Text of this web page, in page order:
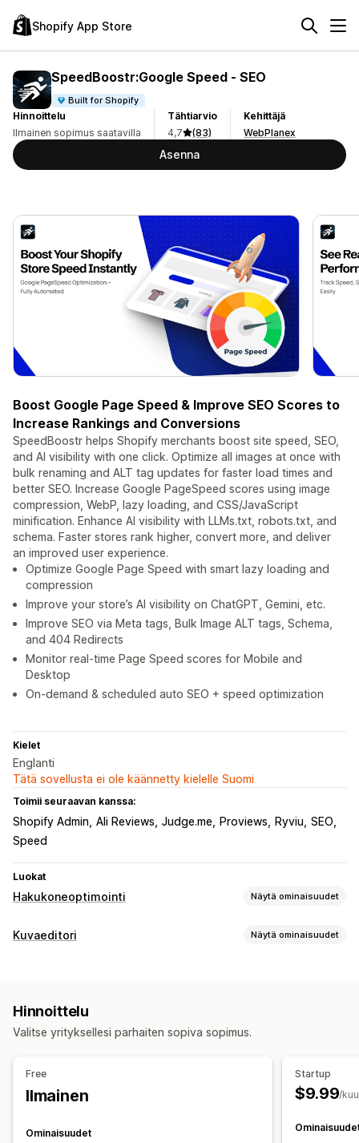
Shopify App Store
SpeedBoostr:Google Speed ‑ SEO
Built for Shopify
Hinnoittelu
Ilmainen sopimus saatavilla
Tähtiarvio
4,7
(83)
Kehittäjä
WebPlanex
Asenna
Boost Google Page Speed & Improve SEO Scores to
Increase Rankings and Conversions
SpeedBoostr helps Shopify merchants boost site speed, SEO,
and AI visibility with one click. Optimize all images at once with
bulk renaming and ALT tag updates for faster load times and
better SEO. Increase Google PageSpeed scores using image
compression, WebP, lazy loading, and CSS/JavaScript
minification. Enhance AI visibility with LLMs.txt, robots.txt, and
schema. Faster stores rank higher, convert more, and deliver
an improved user experience.
Optimize Google Page Speed with smart lazy loading and
compression
Improve your store’s AI visibility on ChatGPT, Gemini, etc.
Improve SEO via Meta tags, Bulk Image ALT tags, Schema,
and 404 Redirects
Monitor real-time Page Speed scores for Mobile and
Desktop
On-demand & scheduled auto SEO + speed optimization
Kielet
Englanti
Tätä sovellusta ei ole käännetty kielelle Suomi
Toimii seuraavan kanssa:
Shopify Admin Ali Reviews Judge.me Proviews Ryviu SEO
Speed
Luokat
Hakukoneoptimointi Näytä ominaisuudet
Hakuoptimointityökalut
Sivukartat Sivujen indeksointi
Rich-koodinpätkät JSON-LD Skeemat Robots.txt
Paikallinen hakukoneoptimointi
Nopeuden optimointi
Automaatiot
Kuvaeditori Näytä ominaisuudet
Hakukoneoptimointi
Hinnoittelu
Valitse yrityksellesi parhaiten sopiva sopimus.
Free
Ilmainen
Ominaisuudet
Startup
$9.99/